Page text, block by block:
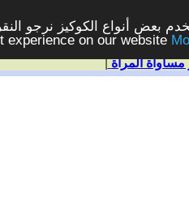
بعض أنواع الكوكيز نرجو
experience on our website
| المرأة